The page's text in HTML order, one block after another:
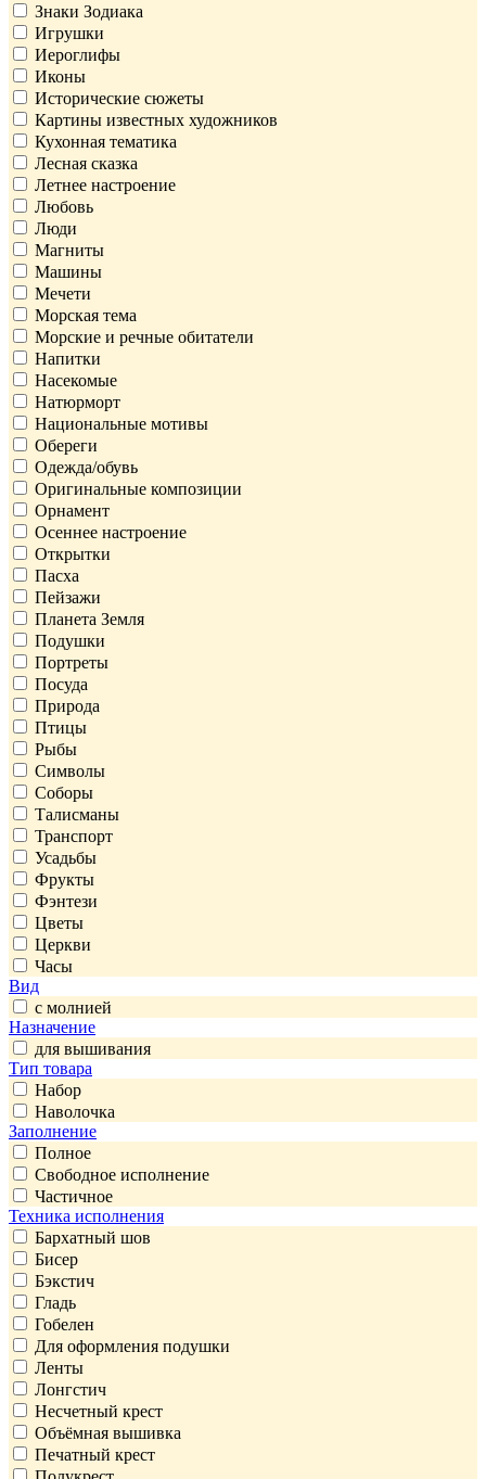
Знаки Зодиака
Игрушки
Иероглифы
Иконы
Исторические сюжеты
Картины известных художников
Кухонная тематика
Лесная сказка
Летнее настроение
Любовь
Люди
Магниты
Машины
Мечети
Морская тема
Морские и речные обитатели
Напитки
Насекомые
Натюрморт
Национальные мотивы
Обереги
Одежда/обувь
Оригинальные композиции
Орнамент
Осеннее настроение
Открытки
Пасха
Пейзажи
Планета Земля
Подушки
Портреты
Посуда
Природа
Птицы
Рыбы
Символы
Соборы
Талисманы
Транспорт
Усадьбы
Фрукты
Фэнтези
Цветы
Церкви
Часы
Вид
с молнией
Назначение
для вышивания
Тип товара
Набор
Наволочка
Заполнение
Полное
Свободное исполнение
Частичное
Техника исполнения
Бархатный шов
Бисер
Бэкстич
Гладь
Гобелен
Для оформления подушки
Ленты
Лонгстич
Несчетный крест
Объёмная вышивка
Печатный крест